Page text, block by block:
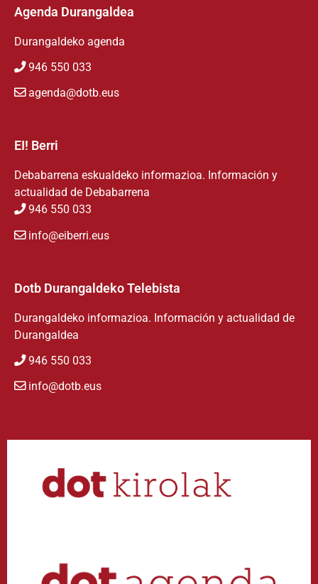
Agenda Durangaldea
Durangaldeko agenda
946 550 033
agenda@dotb.eus
EI! Berri
Debabarrena eskualdeko informazioa. Información y
actualidad de Debabarrena
946 550 033
info@eiberri.eus
Dotb Durangaldeko Telebista
Durangaldeko informazioa. Información y actualidad de
Durangaldea
946 550 033
info@dotb.eus